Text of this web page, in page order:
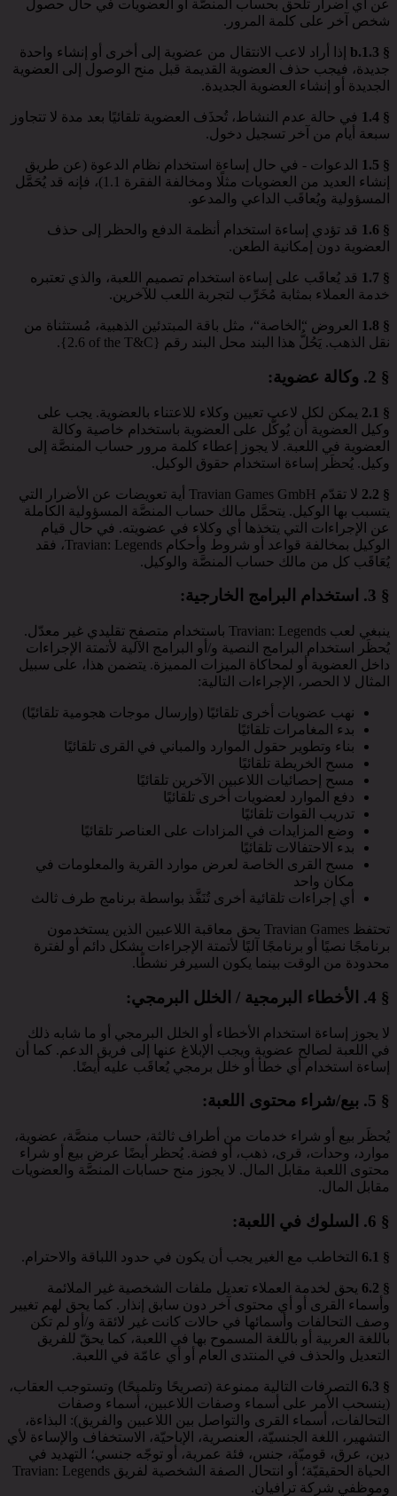
عن أي أضرار تلحق بحساب المنصَّة أو العضويات في حال حصول
شخص آخر على كلمة المرور.
§ 1.3.b
إذا أراد لاعب الانتقال من عضوية إلى أخرى أو إنشاء واحدة
جديدة، فيجب حذف العضوية القديمة قبل منح الوصول إلى العضوية
الجديدة أو إنشاء العضوية الجديدة.
§ 1.4
في حالة عدم النشاط، تُحذَف العضوية تلقائيًا بعد مدة لا تتجاوز
سبعة أيام من آخر تسجيل دخول.
§ 1.5
الدعوات - في حال إساءة استخدام نظام الدعوة (عن طريق
إنشاء العديد من العضويات مثلًا ومخالفة الفقرة 1.1)، فإنه قد يُحَمَّل
المسؤولية ويُعاقَب الداعي والمدعو.
§ 1.6
قد تؤدي إساءة استخدام أنظمة الدفع والحظر إلى حذف
العضوية دون إمكانية الطعن.
§ 1.7
قد يُعاقَب على إساءة استخدام تصميم اللعبة، والذي تعتبره
خدمة العملاء بمثابة مُخَرِّب لتجربة اللعب للآخرين.
§ 1.8
العروض “الخاصة“، مثل باقة المبتدئين الذهبية، مُستثناة من
نقل الذهب. يَحُلُّ هذا البند محل البند رقم ⁦{2.6 of the T&C}⁩.
§ 2. وكالة عضوية:
§ 2.1
يمكن لكل لاعب تعيين وكلاء للاعتناء بالعضوية. يجب على
وكيل العضوية أن يُوكَّل على العضوية باستخدام خاصية وكالة
العضوية في اللعبة. لا يجوز إعطاء كلمة مرور حساب المنصَّة إلى
وكيل. يُحظَر إساءة استخدام حقوق الوكيل.
§ 2.2
لا تقدّم Travian Games GmbH أية تعويضات عن الأضرار التي
يتسبب بها الوكيل. يتحمَّل مالك حساب المنصَّة المسؤولية الكاملة
عن الإجراءات التي يتخذها أي وكلاء في عضويته. في حال قيام
الوكيل بمخالفة قواعد أو شروط وأحكام Travian: Legends، فقد
يُعَاقَب كل من مالك حساب المنصَّة والوكيل.
§ 3. استخدام البرامج الخارجية:
ينبغي لعب Travian: Legends باستخدام متصفح تقليدي غير معدّل.
يُحظَر استخدام البرامج النصية و/أو البرامج الآلية لأتمتة الإجراءات
داخل العضوية أو لمحاكاة الميزات المميزة. يتضمن هذا، على سبيل
المثال لا الحصر، الإجراءات التالية:
نهب عضويات أخرى تلقائيًا (وإرسال موجات هجومية تلقائيًا)
بدء المغامرات تلقائيًا
بناء وتطوير حقول الموارد والمباني في القرى تلقائيًا
مسح الخريطة تلقائيًا
مسح إحصائيات اللاعبين الآخرين تلقائيًا
دفع الموارد لعضويات أخرى تلقائيًا
تدريب القوات تلقائيًا
وضع المزايدات في المزادات على العناصر تلقائيًا
بدء الاحتفالات تلقائيًا
مسح القرى الخاصة لعرض موارد القرية والمعلومات في
مكان واحد
أي إجراءات تلقائية أخرى تُنَفَّذ بواسطة برنامج طرف ثالث
تحتفظ Travian Games بحق معاقبة اللاعبين الذين يستخدمون
برنامجًا نصيًا أو برنامجًا آليًا لأتمتة الإجراءات بشكل دائم أو لفترة
محدودة من الوقت بينما يكون السيرفر نشطًا.
§ 4. الأخطاء البرمجية / الخلل البرمجي:
لا يجوز إساءة استخدام الأخطاء أو الخلل البرمجي أو ما شابه ذلك
في اللعبة لصالح عضوية ويجب الإبلاغ عنها إلى فريق الدعم. كما أن
إساءة استخدام أي خطأ أو خلل برمجي يُعاقَب عليه أيضًا.
§ 5. بيع/شراء محتوى اللعبة:
يُحظَر بيع أو شراء خدمات من أطراف ثالثة، حساب منصَّة، عضوية،
موارد، وحدات، قرى، ذهب، أو فضة. يُحظر أيضًا عرض بيع أو شراء
محتوى اللعبة مقابل المال. لا يجوز منح حسابات المنصَّة والعضويات
مقابل المال.
§ 6. السلوك في اللعبة:
§ 6.1 التخاطب مع الغير يجب أن يكون في حدود اللباقة والاحترام.
§ 6.2
يحق لخدمة العملاء تعديل ملفات الشخصية غير الملائمة
وأسماء القرى أو أي محتوى آخر دون سابق إنذار. كما يحق لهم تغيير
وصف التحالفات وأسمائها في حالات كانت غير لائقة و/أو لم تكن
باللغة العربية أو باللغة المسموح بها في اللعبة، كما يحقّ للفريق
التعديل والحذف في المنتدى العام أو أي عامّة في اللعبة.
§ 6.3
التصرفات التالية ممنوعة (تصريحًا وتلميحًا) وتستوجب العقاب،
(ينسحب الأمر على أسماء وصفات اللاعبين، أسماء وصفات
التحالفات، أسماء القرى والتواصل بين اللاعبين والفريق): البذاءة،
التشهير، اللغة الجنسيّة، العنصرية، الإباحيّة، الاستخفاف والإساءة لأي
دين، عرق، قوميّة، جنس، فئة عمرية، أو توجّه جنسي؛ التهديد في
الحياة الحقيقيّة؛ أو انتحال الصفة الشخصية لفريق Travian: Legends
وموظفي شركة ترافيان.